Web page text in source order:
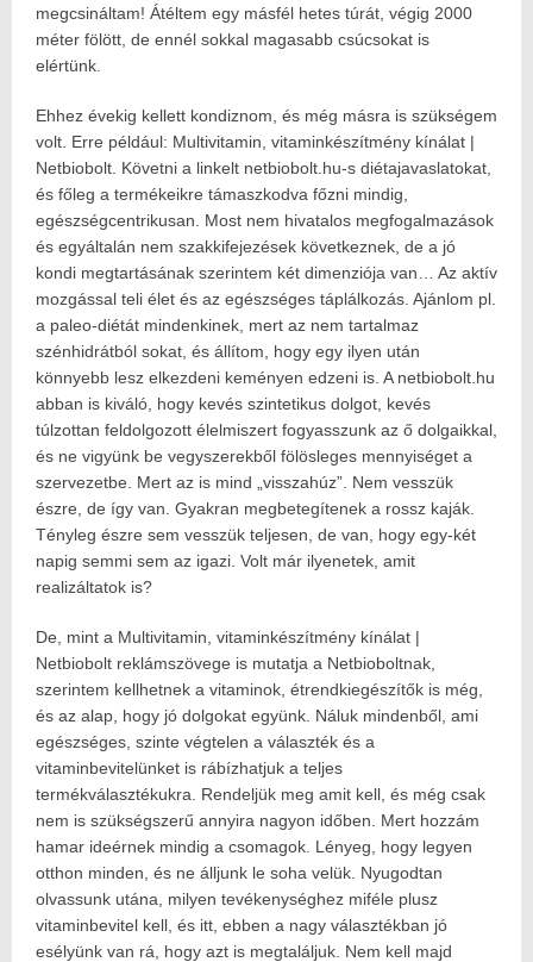
megcsináltam! Átéltem egy másfél hetes túrát, végig 2000
méter fölött, de ennél sokkal magasabb csúcsokat is
elértünk.
Ehhez évekig kellett kondiznom, és még másra is szükségem
volt. Erre például: Multivitamin, vitaminkészítmény kínálat |
Netbiobolt. Követni a linkelt netbiobolt.hu-s diétajavaslatokat,
és főleg a termékeikre támaszkodva főzni mindig,
egészségcentrikusan. Most nem hivatalos megfogalmazások
és egyáltalán nem szakkifejezések következnek, de a jó
kondi megtartásának szerintem két dimenziója van… Az aktív
mozgással teli élet és az egészséges táplálkozás. Ajánlom pl.
a paleo-diétát mindenkinek, mert az nem tartalmaz
szénhidrátból sokat, és állítom, hogy egy ilyen után
könnyebb lesz elkezdeni keményen edzeni is. A netbiobolt.hu
abban is kiváló, hogy kevés szintetikus dolgot, kevés
túlzottan feldolgozott élelmiszert fogyasszunk az ő dolgaikkal,
és ne vigyünk be vegyszerekből fölösleges mennyiséget a
szervezetbe. Mert az is mind „visszahúz”. Nem vesszük
észre, de így van. Gyakran megbetegítenek a rossz kaják.
Tényleg észre sem vesszük teljesen, de van, hogy egy-két
napig semmi sem az igazi. Volt már ilyenetek, amit
realizáltatok is?
De, mint a Multivitamin, vitaminkészítmény kínálat |
Netbiobolt reklámszövege is mutatja a Netbioboltnak,
szerintem kellhetnek a vitaminok, étrendkiegészítők is még,
és az alap, hogy jó dolgokat együnk. Náluk mindenből, ami
egészséges, szinte végtelen a választék és a
vitaminbevitelünket is rábízhatjuk a teljes
termékválasztékukra. Rendeljük meg amit kell, és még csak
nem is szükségszerű annyira nagyon időben. Mert hozzám
hamar ideérnek mindig a csomagok. Lényeg, hogy legyen
otthon minden, és ne álljunk le soha velük. Nyugodtan
olvassunk utána, milyen tevékenységhez miféle plusz
vitaminbevitel kell, és itt, ebben a nagy választékban jó
esélyünk van rá, hogy azt is megtaláljuk. Nem kell majd